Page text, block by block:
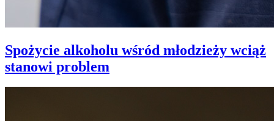
Spożycie alkoholu wśród młodzieży wciąż
stanowi problem